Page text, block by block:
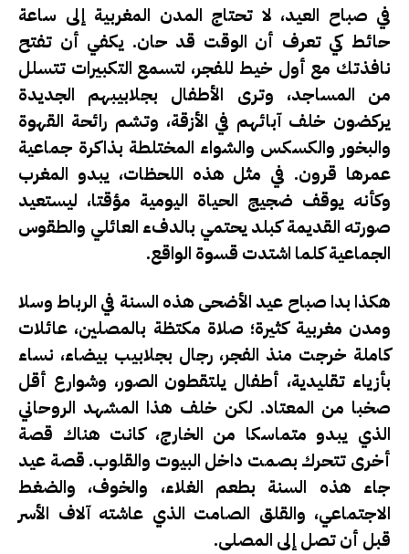
في صباح العيد، لا تحتاج المدن المغربية إلى ساعة
حائط كي تعرف أن الوقت قد حان. يكفي أن تفتح
نافذتك مع أول خيط للفجر، لتسمع التكبيرات تتسلل
من المساجد، وترى الأطفال بجلابيبهم الجديدة
يركضون خلف آبائهم في الأزقة، وتشم رائحة القهوة
والبخور والكسكس والشواء المختلطة بذاكرة جماعية
عمرها قرون. في مثل هذه اللحظات، يبدو المغرب
وكأنه يوقف ضجيج الحياة اليومية مؤقتا، ليستعيد
صورته القديمة كبلد يحتمي بالدفء العائلي والطقوس
الجماعية كلما اشتدت قسوة الواقع.
هكذا بدا صباح عيد الأضحى هذه السنة في الرباط وسلا
ومدن مغربية كثيرة؛ صلاة مكتظة بالمصلين، عائلات
كاملة خرجت منذ الفجر، رجال بجلابيب بيضاء، نساء
بأزياء تقليدية، أطفال يلتقطون الصور، وشوارع أقل
صخبا من المعتاد. لكن خلف هذا المشهد الروحاني
الذي يبدو متماسكا من الخارج، كانت هناك قصة
أخرى تتحرك بصمت داخل البيوت والقلوب. قصة عيد
جاء هذه السنة بطعم الغلاء، والخوف، والضغط
الاجتماعي، والقلق الصامت الذي عاشته آلاف الأسر
قبل أن تصل إلى المصلى.